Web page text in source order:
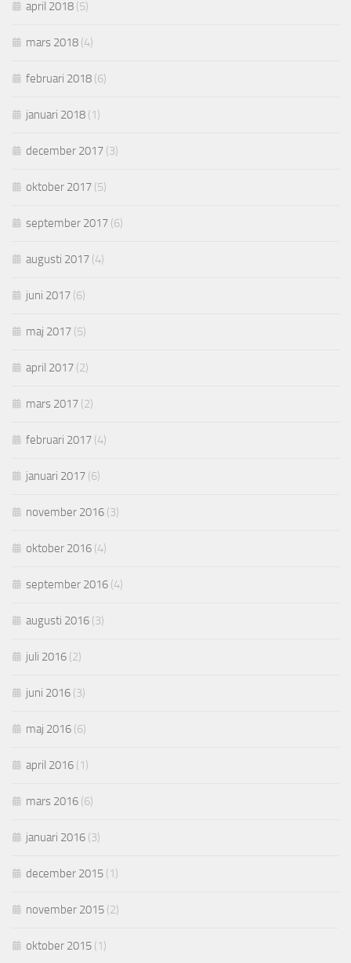
april 2018 (5)
mars 2018 (4)
februari 2018 (6)
januari 2018 (1)
december 2017 (3)
oktober 2017 (5)
september 2017 (6)
augusti 2017 (4)
juni 2017 (6)
maj 2017 (5)
april 2017 (2)
mars 2017 (2)
februari 2017 (4)
januari 2017 (6)
november 2016 (3)
oktober 2016 (4)
september 2016 (4)
augusti 2016 (3)
juli 2016 (2)
juni 2016 (3)
maj 2016 (6)
april 2016 (1)
mars 2016 (6)
januari 2016 (3)
december 2015 (1)
november 2015 (2)
oktober 2015 (1)